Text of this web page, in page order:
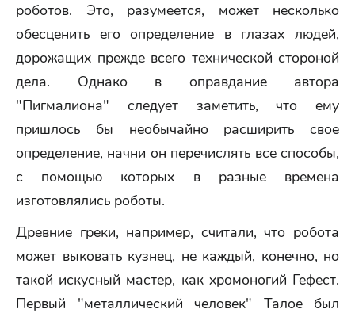
роботов. Это, разумеется, может несколько
обесценить его определение в глазах людей,
дорожащих прежде всего технической стороной
дела. Однако в оправдание автора
"Пигмалиона" следует заметить, что ему
пришлось бы необычайно расширить свое
определение, начни он перечислять все способы,
с помощью которых в разные времена
изготовлялись роботы.
Древние греки, например, считали, что робота
может выковать кузнец, не каждый, конечно, но
такой искусный мастер, как хромоногий Гефест.
Первый "металлический человек" Талое был